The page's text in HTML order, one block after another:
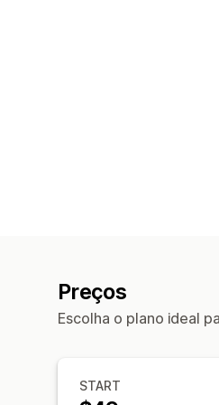
Preços
Escolha o plano ideal
START